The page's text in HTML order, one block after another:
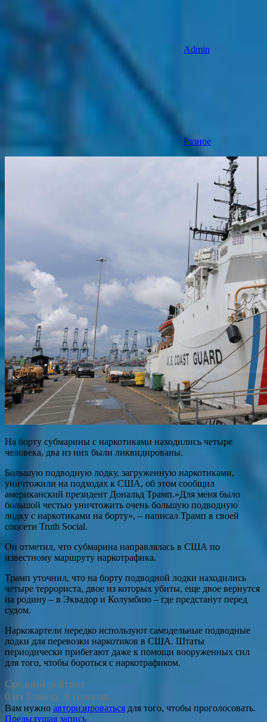
Admin
Разное
На борту субмарины с наркотиками находились четыре
человека, два из них были ликвидированы.
Большую подводную лодку, загруженную наркотиками,
уничтожили на подходах к США, об этом сообщил
американский президент Дональд Трамп.»Для меня было
большой честью уничтожить очень большую подводную
лодку с наркотиками на борту», – написал Трамп в своей
соцсети Truth Social.
Он отметил, что субмарина направлялась в США по
известному маршруту наркотрафика.
Трамп уточнил, что на борту подводной лодки находились
четыре террориста, двое из которых убиты, еще двое вернутся
на родину – в Эквадор и Колумбию – где предстанут перед
судом.
Наркокартели нередко используют самодельные подводные
лодки для перевозки наркотиков в США. Штаты
периодически прибегают даже к помощи вооруженных сил
для того, чтобы бороться с наркотрафиком.
Средний рейтинг
0 из 5 звезд. 0 голосов.
Вам нужно авторизироваться для того, чтобы проголосовать.
Предыдущая запись